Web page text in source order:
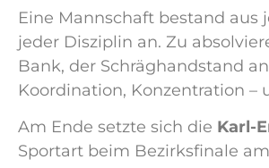
Eine Mannschaft bestand aus
jeder Disziplin an. Zu
Bank, der Schräghandstand
Koordination, Konzentration
Am Ende setzte sich die Karl-
Sportart beim Bezirksfinale